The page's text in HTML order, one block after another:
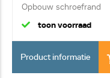
Opbouw schroefrand
met...
toon voorraad
Product informatie